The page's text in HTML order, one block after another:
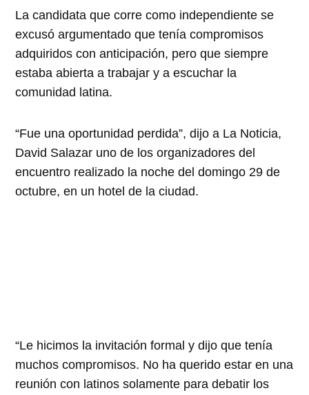
La candidata que corre como independiente se
excusó argumentado que tenía compromisos
adquiridos con anticipación, pero que siempre
estaba abierta a trabajar y a escuchar la
comunidad latina.
“Fue una oportunidad perdida”, dijo a La Noticia,
David Salazar uno de los organizadores del
encuentro realizado la noche del domingo 29 de
octubre, en un hotel de la ciudad.
“Le hicimos la invitación formal y dijo que tenía
muchos compromisos. No ha querido estar en una
reunión con latinos solamente para debatir los